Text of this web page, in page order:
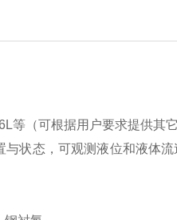
等（可根据用户要求提供其它
与状态，可观测液位和液体